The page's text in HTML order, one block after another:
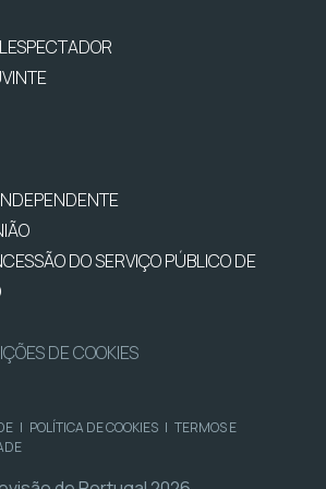
DO SERVIÇO PÚBLICO DE
DE COOKIES
| POLÍTICA DE COOKIES | TERMOS E